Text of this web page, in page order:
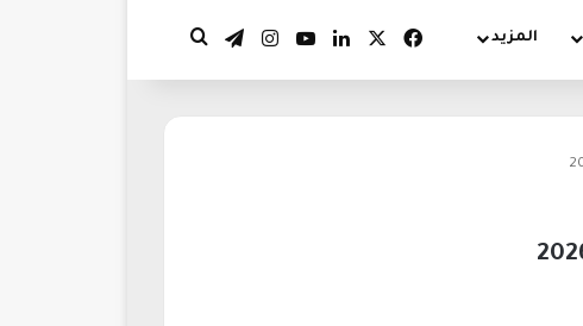
المزيد فيسبوك لينكدإن‫YouTubeانستقرام
تيلقرام